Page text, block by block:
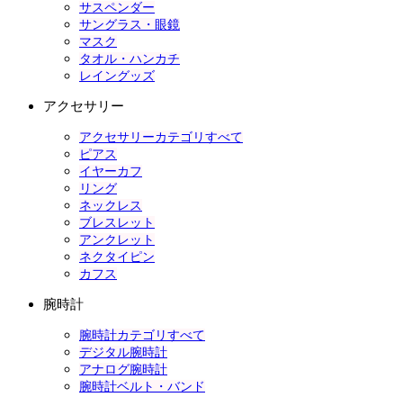
サスペンダー
サングラス・眼鏡
マスク
タオル・ハンカチ
レイングッズ
アクセサリー
アクセサリーカテゴリすべて
ピアス
イヤーカフ
リング
ネックレス
ブレスレット
アンクレット
ネクタイピン
カフス
腕時計
腕時計カテゴリすべて
デジタル腕時計
アナログ腕時計
腕時計ベルト・バンド